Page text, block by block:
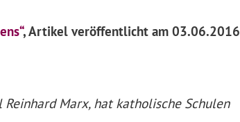
, Artikel veröffentlicht am 03.06.2016
Marx, hat katholische Schulen